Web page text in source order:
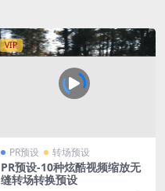
VIP
PR预设 转场预设
PR预设-10种炫酷视频缩放无
缝转场转换预设